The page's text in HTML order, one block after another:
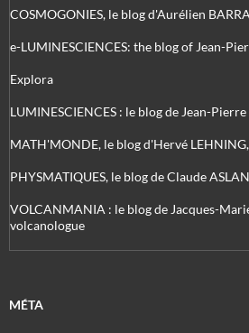
COSMOGONIES, le blog d'Aurélien
e-LUMINESCIENCES: the blog of Jean-
Explora
LUMINESCIENCES : le blog de Jean-
MATH'MONDE, le blog d'Hervé
PHYSMATIQUES, le blog de Claude
VOLCANMANIA : le blog de Jacques-
volcanologue
MÉTA